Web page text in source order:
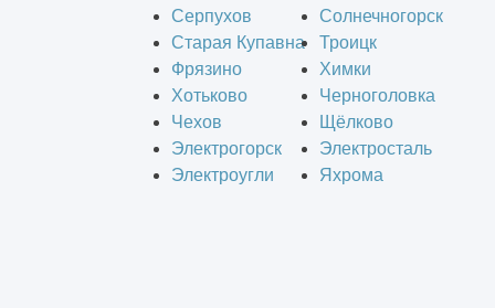
Серпухов
Солнечногорск
Старая Купавна
Троицк
Фрязино
Химки
Хотьково
Черноголовка
Чехов
Щёлково
Электрогорск
Электросталь
Электроугли
Яхрома